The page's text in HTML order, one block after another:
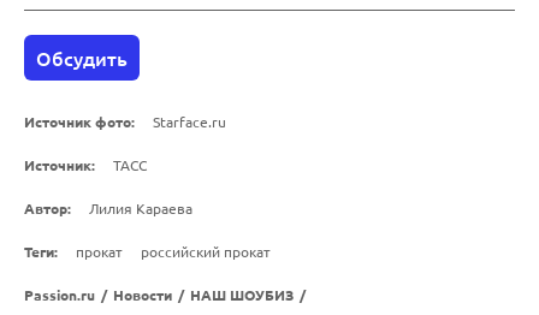
Обсудить
Источник фото: Starface.ru
Источник: ТАСС
Автор: Лилия Караева
Теги: прокат российский прокат
Passion.ru / Новости / НАШ ШОУБИЗ /